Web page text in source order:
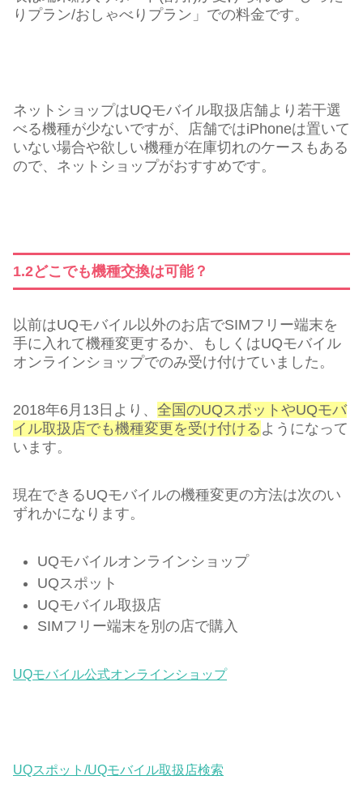
りプラン/おしゃべりプラン」での料金です。
ネットショップはUQモバイル取扱店舗より若干選
べる機種が少ないですが、店舗ではiPhoneは置いて
いない場合や欲しい機種が在庫切れのケースもある
ので、ネットショップがおすすめです。
1.2どこでも機種交換は可能？
以前はUQモバイル以外のお店でSIMフリー端末を
手に入れて機種変更するか、もしくはUQモバイル
オンラインショップでのみ受け付けていました。
2018年6月13日より、 全国のUQスポットやUQモバ
イル取扱店でも機種変更を受け付ける ようになって
います。
現在できるUQモバイルの機種変更の方法は次のい
ずれかになります。
UQモバイルオンラインショップ
UQスポット
UQモバイル取扱店
SIMフリー端末を別の店で購入
UQモバイル公式オンラインショップ
UQスポット/UQモバイル取扱店検索